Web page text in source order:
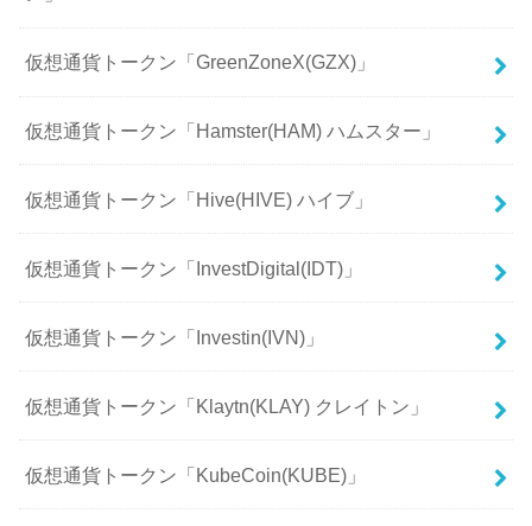
仮想通貨トークン「GreenZoneX(GZX)」
仮想通貨トークン「Hamster(HAM) ハムスター」
仮想通貨トークン「Hive(HIVE) ハイブ」
仮想通貨トークン「InvestDigital(IDT)」
仮想通貨トークン「Investin(IVN)」
仮想通貨トークン「Klaytn(KLAY) クレイトン」
仮想通貨トークン「KubeCoin(KUBE)」